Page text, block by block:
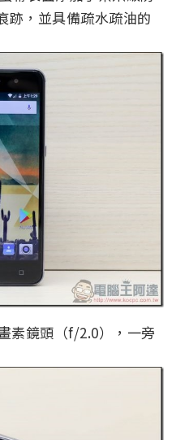
跡，並具備疏水疏油的
素鏡頭（f/2.0），一旁